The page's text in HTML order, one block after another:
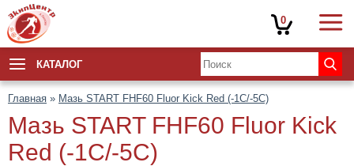
КАТАЛОГ
Главная » Мазь START FHF60 Fluor Kick Red (-1C/-5C)
Мазь START FHF60 Fluor Kick
Red (-1C/-5C)
0